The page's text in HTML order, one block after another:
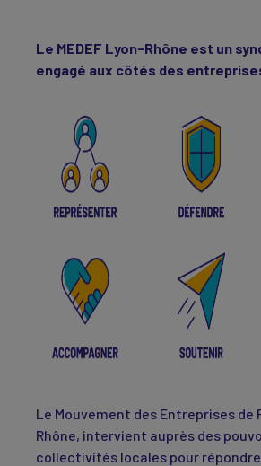
Le MEDEF Lyon-Rhône est un
engagé aux côtés des
Le Mouvement des Entreprises de
Rhône, intervient auprès des
collectivités locales pour